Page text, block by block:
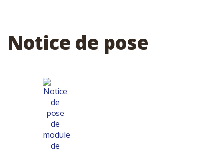
Notice de pose